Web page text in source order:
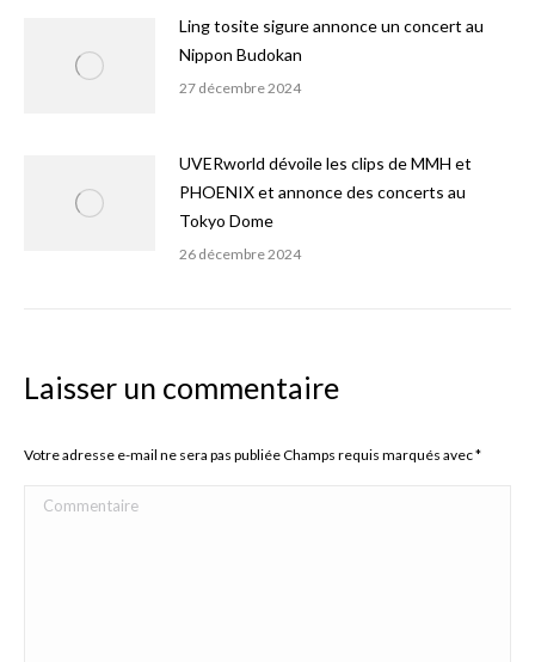
Ling tosite sigure annonce un concert au
Nippon Budokan
27 décembre 2024
UVERworld dévoile les clips de MMH et
PHOENIX et annonce des concerts au
Tokyo Dome
26 décembre 2024
Laisser un commentaire
Votre adresse e-mail ne sera pas publiée Champs requis marqués avec*
Commentaire